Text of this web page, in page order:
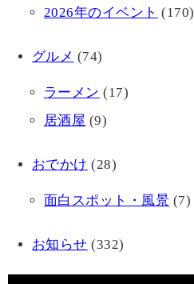
2026年のイベント (170)
グルメ (74)
ラーメン (17)
居酒屋 (9)
おでかけ (28)
面白スポット・風景 (7)
お知らせ (332)